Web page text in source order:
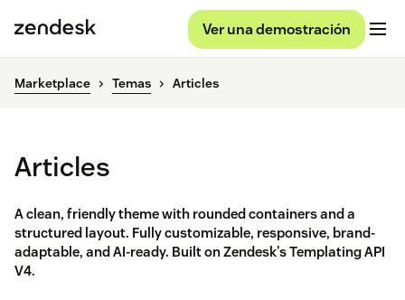
Ver una demostración
Marketplace Temas Articles
Articles
A clean, friendly theme with rounded containers and a
structured layout. Fully customizable, responsive, brand-
adaptable, and AI-ready. Built on Zendesk's Templating API
V4.